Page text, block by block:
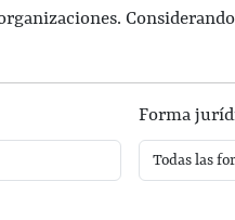
Forma